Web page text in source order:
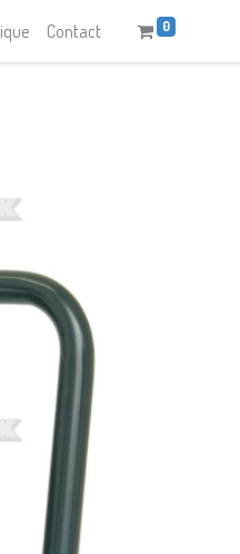
Contact 0